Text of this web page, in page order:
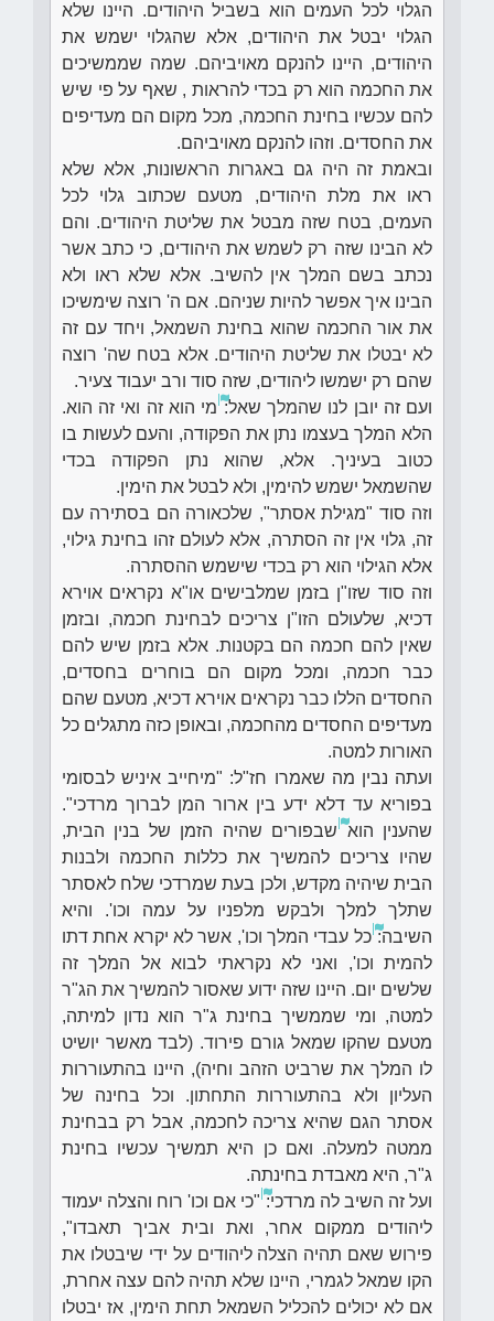
הגלוי לכל העמים הוא בשביל היהודים. היינו שלא
הגלוי יבטל את היהודים, אלא שהגלוי ישמש את
היהודים, היינו להנקם מאויביהם. שמה שממשיכים
את החכמה הוא רק בכדי להראות , שאף על פי שיש
להם עכשיו בחינת החכמה, מכל מקום הם מעדיפים
את החסדים. וזהו להנקם מאויביהם.
ובאמת זה היה גם באגרות הראשונות, אלא שלא
ראו את מלת היהודים, מטעם שכתוב גלוי לכל
העמים, בטח שזה מבטל את שליטת היהודים. והם
לא הבינו שזה רק לשמש את היהודים, כי כתב אשר
נכתב בשם המלך אין להשיב. אלא שלא ראו ולא
הבינו איך אפשר להיות שניהם. אם ה' רוצה שימשיכו
את אור החכמה שהוא בחינת השמאל, ויחד עם זה
לא יבטלו את שליטת היהודים. אלא בטח שה' רוצה
שהם רק ישמשו ליהודים, שזה סוד ורב יעבוד צעיר.
ועם זה יובן לנו שהמלך שאל:מי הוא זה ואי זה הוא.
הלא המלך בעצמו נתן את הפקודה, והעם לעשות בו
כטוב בעיניך. אלא, שהוא נתן הפקודה בכדי
שהשמאל ישמש להימין, ולא לבטל את הימין.
וזה סוד "מגילת אסתר", שלכאורה הם בסתירה עם
זה, גלוי אין זה הסתרה, אלא לעולם זהו בחינת גילוי,
אלא הגילוי הוא רק בכדי שישמש ההסתרה.
וזה סוד שזו"ן בזמן שמלבישים או"א נקראים אוירא
דכיא, שלעולם הזו"ן צריכים לבחינת חכמה, ובזמן
שאין להם חכמה הם בקטנות. אלא בזמן שיש להם
כבר חכמה, ומכל מקום הם בוחרים בחסדים,
החסדים הללו כבר נקראים אוירא דכיא, מטעם שהם
מעדיפים החסדים מהחכמה, ובאופן כזה מתגלים כל
האורות למטה.
ועתה נבין מה שאמרו חז"ל: "מיחייב איניש לבסומי
בפוריא עד דלא ידע בין ארור המן לברוך מרדכי".
שהענין הואשבפורים שהיה הזמן של בנין הבית,
שהיו צריכים להמשיך את כללות החכמה ולבנות
הבית שיהיה מקדש, ולכן בעת שמרדכי שלח לאסתר
שתלך למלך ולבקש מלפניו על עמה וכו'. והיא
השיבה:כל עבדי המלך וכו', אשר לא יקרא אחת דתו
להמית וכו', ואני לא נקראתי לבוא אל המלך זה
שלשים יום. היינו שזה ידוע שאסור להמשיך את הג"ר
למטה, ומי שממשיך בחינת ג"ר הוא נדון למיתה,
מטעם שהקו שמאל גורם פירוד. (לבד מאשר יושיט
לו המלך את שרביט הזהב וחיה), היינו בהתעוררות
העליון ולא בהתעוררות התחתון. וכל בחינה של
אסתר הגם שהיא צריכה לחכמה, אבל רק בבחינת
ממטה למעלה. ואם כן היא תמשיך עכשיו בחינת
ג"ר, היא מאבדת בחינתה.
ועל זה השיב לה מרדכי:"כי אם וכו' רוח והצלה יעמוד
ליהודים ממקום אחר, ואת ובית אביך תאבדו",
פירוש שאם תהיה הצלה ליהודים על ידי שיבטלו את
הקו שמאל לגמרי, היינו שלא תהיה להם עצה אחרת,
אם לא יכולים להכליל השמאל תחת הימין, אז יבטלו